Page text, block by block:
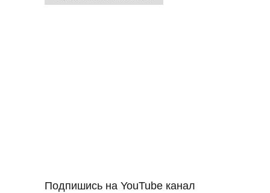
Подпишись на YouTube канал